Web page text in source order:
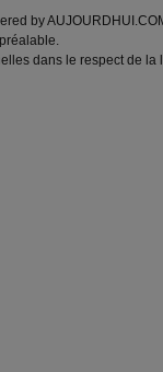
by
dans le respect de